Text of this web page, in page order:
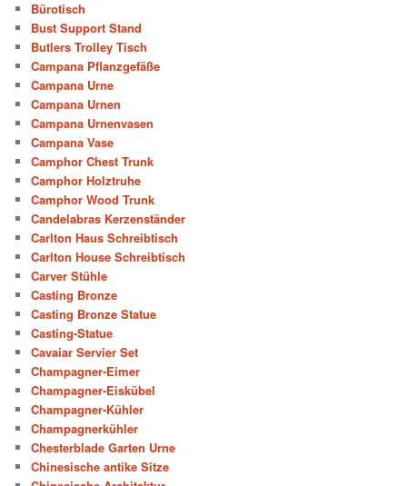
Bürotisch
Bust Support Stand
Butlers Trolley Tisch
Campana Pflanzgefäße
Campana Urne
Campana Urnen
Campana Urnenvasen
Campana Vase
Camphor Chest Trunk
Camphor Holztruhe
Camphor Wood Trunk
Candelabras Kerzenständer
Carlton Haus Schreibtisch
Carlton House Schreibtisch
Carver Stühle
Casting Bronze
Casting Bronze Statue
Casting-Statue
Cavaiar Servier Set
Champagner-Eimer
Champagner-Eiskübel
Champagner-Kühler
Champagnerkühler
Chesterblade Garten Urne
Chinesische antike Sitze